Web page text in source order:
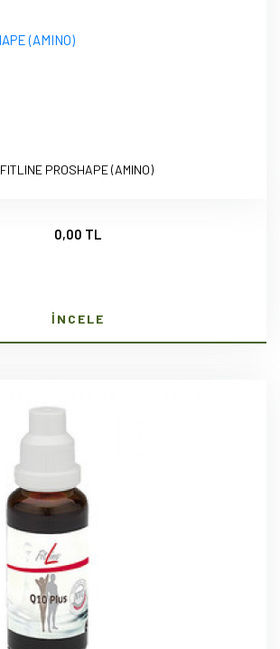
FITLINE PROSHAPE (AMINO)
0,00 TL
İNCELE